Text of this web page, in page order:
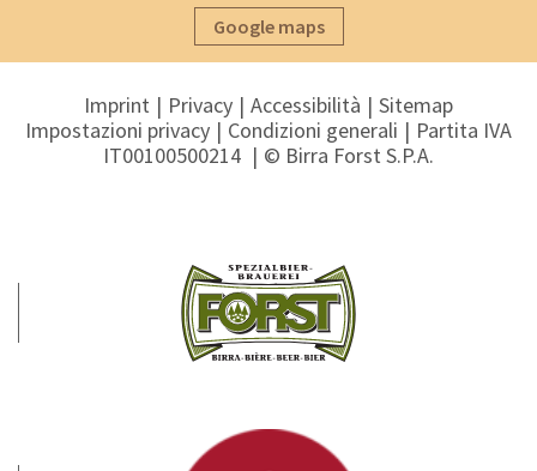
Google maps
Imprint Privacy Accessibilità
Sitemap
Impostazioni privacy
Condizioni generali
Partita IVA
IT00100500214
© Birra Forst S.P.A.